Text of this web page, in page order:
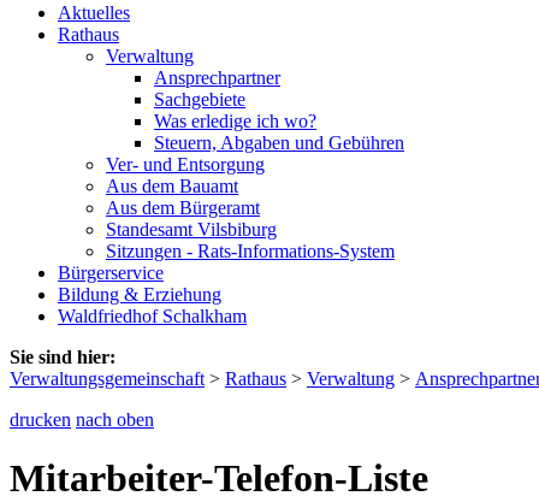
Aktuelles
Rathaus
Verwaltung
Ansprechpartner
Sachgebiete
Was erledige ich wo?
Steuern, Abgaben und Gebühren
Ver- und Entsorgung
Aus dem Bauamt
Aus dem Bürgeramt
Standesamt Vilsbiburg
Sitzungen - Rats-Informations-System
Bürgerservice
Bildung & Erziehung
Waldfriedhof Schalkham
Sie sind hier:
Verwaltungsgemeinschaft > Rathaus > Verwaltung >
drucken nach oben
Mitarbeiter-Telefon-Liste